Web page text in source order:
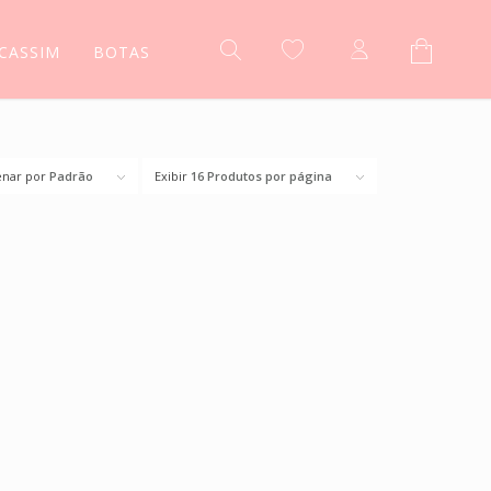
BOTAS
por Padrão Exibir 16 Produtos por página